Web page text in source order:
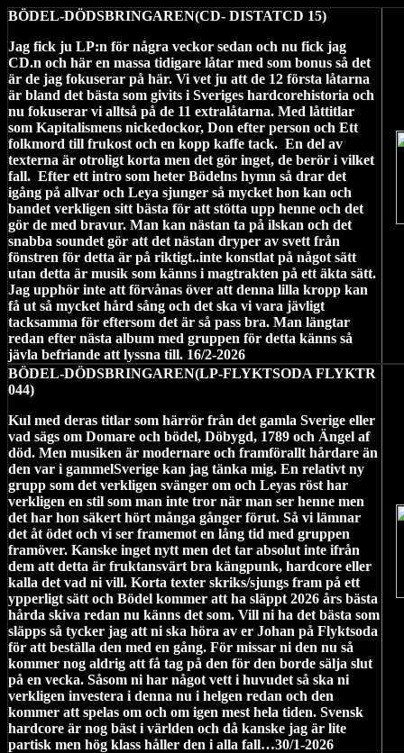
BÖDEL-DÖDSBRINGAREN(CD- DISTATCD 15)
Jag fick ju LP:n för några veckor sedan och nu fick jag
CD.n och här en massa tidigare låtar med som bonus så det
är de jag fokuserar på här. Vi vet ju att de 12 första låtarna
är bland det bästa som givits i Sveriges hardcorehistoria och
nu fokuserar vi alltså på de 11 extralåtarna. Med låttitlar
som Kapitalismens nickedockor, Don efter person och Ett
folkmord till frukost och en kopp kaffe tack. En del av
texterna är otroligt korta men det gör inget, de berör i vilket
fall. Efter ett intro som heter Bödelns hymn så drar det
igång på allvar och Leya sjunger så mycket hon kan och
bandet verkligen sitt bästa för att stötta upp henne och det
gör de med bravur. Man kan nästan ta på ilskan och det
snabba soundet gör att det nästan dryper av svett från
fönstren för detta är på riktigt..inte konstlat på något sätt
utan detta är musik som känns i magtrakten på ett äkta sätt.
Jag upphör inte att förvånas över att denna lilla kropp kan
få ut så mycket hård sång och det ska vi vara jävligt
tacksamma för eftersom det är så pass bra. Man längtar
redan efter nästa album med gruppen för detta känns så
jävla befriande att lyssna till. 16/2-2026
BÖDEL-DÖDSBRINGAREN(LP-FLYKTSODA FLYKTR
044)
Kul med deras titlar som härrör från det gamla Sverige eller
vad sägs om Domare och bödel, Döbygd, 1789 och Ängel af
död. Men musiken är modernare och framförallt hårdare än
den var i gammelSverige kan jag tänka mig. En relativt ny
grupp som det verkligen svänger om och Leyas röst har
verkligen en stil som man inte tror när man ser henne men
det har hon säkert hört många gånger förut. Så vi lämnar
det åt ödet och vi ser framemot en lång tid med gruppen
framöver. Kanske inget nytt men det tar absolut inte ifrån
dem att detta är fruktansvärt bra kängpunk, hardcore eller
kalla det vad ni vill. Korta texter skriks/sjungs fram på ett
ypperligt sätt och Bödel kommer att ha släppt 2026 års bästa
hårda skiva redan nu känns det som. Vill ni ha det bästa som
släpps så tycker jag att ni ska höra av er Johan på Flyktsoda
för att beställa den med en gång. För missar ni den nu så
kommer nog aldrig att få tag på den för den borde sälja slut
på en vecka. Såsom ni har något vett i huvudet så ska ni
verkligen investera i denna nu i helgen redan och den
kommer att spelas om och om igen mest hela tiden. Svensk
hardcore är nog bäst i världen och då kanske jag är lite
partisk men hög klass håller den i alla fall…30/1-2026